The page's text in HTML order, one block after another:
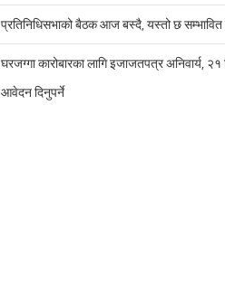
प्रतिनिधिसभाको बैठक आज बस्दै, यस्तो छ सम्भावित
घरजग्गा कारोबारका लागि इजाजतपत्र अनिवार्य, २१
आवेदन दिनुपर्ने